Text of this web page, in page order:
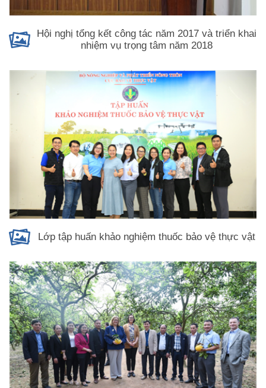
Hội nghị tổng kết công tác năm 2017 và triển khai
nhiệm vụ trọng tâm năm 2018
Lớp tập huấn khảo nghiệm thuốc bảo vệ thực vật